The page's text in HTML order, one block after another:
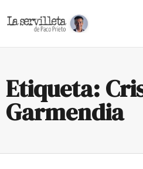
Etiqueta:
Garmendia